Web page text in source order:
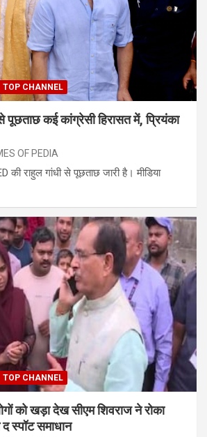
TOP CHANNEL
पूछताछ कई कांग्रेसी हिरासत में, प्रियंका
OF PEDIA
राहुल गांधी से पूछताछ जारी है। मीडिया
TOP CHANNEL
को खड़ा देख सीएम शिवराज ने रोका
स्पॉट समाधान